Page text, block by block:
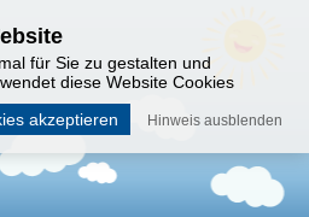
für Sie zu gestalten und
diese Website Cookies
akzeptieren Hinweis ausblenden